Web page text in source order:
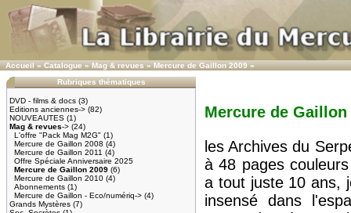
Accueil»Catalogue»Mag & revues»Mercure de Gaillon 2009»
Rubriques thématiques
DVD - films & docs (3)
Editions anciennes-> (82)
NOUVEAUTES (1)
Mag & revues-> (24)
L'offre "Pack Mag M2G" (1)
Mercure de Gaillon 2008 (4)
Mercure de Gaillon 2011 (4)
Offre Spéciale Anniversaire 2025
Mercure de Gaillon 2009 (6)
Mercure de Gaillon 2010 (4)
Abonnements (1)
Mercure de Gaillon - Eco/numériq-> (4)
Grands Mystères (7)
Mercure de Gaillon
les Archives du
à 48 pages
a tout juste 10 ans,
insensé dans